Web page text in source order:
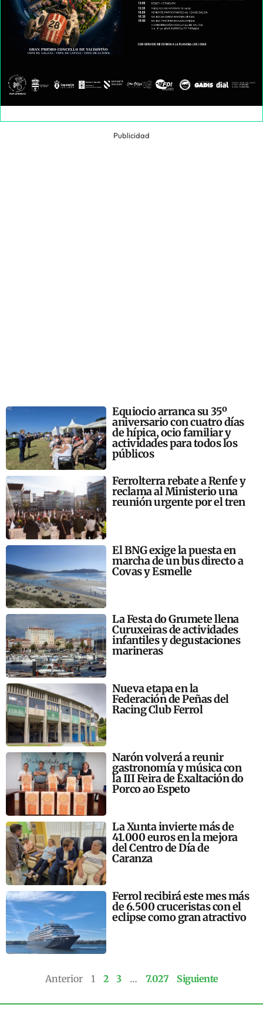
Publicidad
Equiocio arranca su 35º
aniversario con cuatro días
de hípica, ocio familiar y
actividades para todos los
públicos
Ferrolterra rebate a Renfe y
reclama al Ministerio una
reunión urgente por el tren
El BNG exige la puesta en
marcha de un bus directo a
Covas y Esmelle
La Festa do Grumete llena
Curuxeiras de actividades
infantiles y degustaciones
marineras
Nueva etapa en la
Federación de Peñas del
Racing Club Ferrol
Narón volverá a reunir
gastronomía y música con
la III Feira de Exaltación do
Porco ao Espeto
La Xunta invierte más de
41.000 euros en la mejora
del Centro de Día de
Caranza
Ferrol recibirá este mes más
de 6.500 cruceristas con el
eclipse como gran atractivo
Anterior 1 2 3 … 7.027 Siguiente